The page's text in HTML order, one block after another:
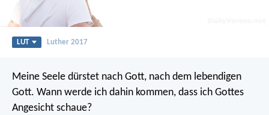
LUT Luther 2017
Meine Seele dürstet nach Gott, nach dem lebendigen
Gott. Wann werde ich dahin kommen, dass ich Gottes
Angesicht schaue?